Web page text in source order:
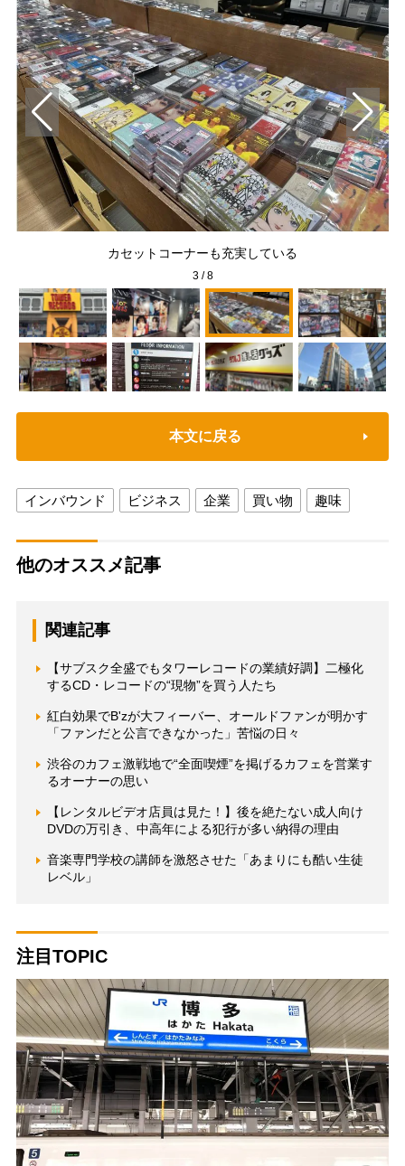
カセットコーナーも充実している
3/8
本文に戻る
インバウンド ビジネス 企業 買い物 趣味
他のオススメ記事
関連記事
【サブスク全盛でもタワーレコードの業績好調】二極化
するCD・レコードの“現物”を買う人たち
紅白効果でB'zが大フィーバー、オールドファンが明かす
「ファンだと公言できなかった」苦悩の日々
渋谷のカフェ激戦地で“全面喫煙”を掲げるカフェを営業す
るオーナーの思い
【レンタルビデオ店員は見た！】後を絶たない成人向け
DVDの万引き、中高年による犯行が多い納得の理由
音楽専門学校の講師を激怒させた「あまりにも酷い生徒
レベル」
注目TOPIC